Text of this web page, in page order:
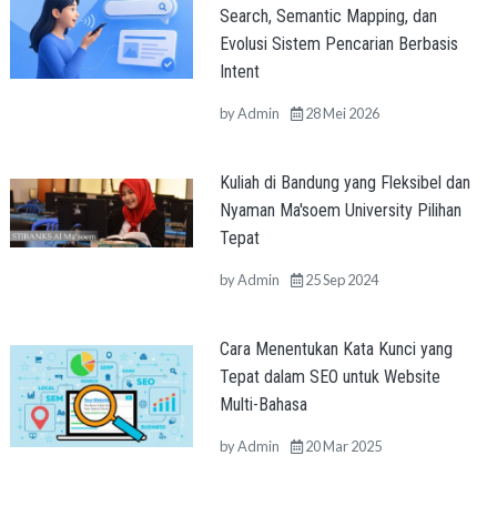
Search, Semantic Mapping, dan
Evolusi Sistem Pencarian Berbasis
Intent
byAdmin 28 Mei 2026
Kuliah di Bandung yang Fleksibel dan
Nyaman Ma'soem University Pilihan
Tepat
byAdmin 25 Sep 2024
Cara Menentukan Kata Kunci yang
Tepat dalam SEO untuk Website
Multi-Bahasa
byAdmin 20 Mar 2025